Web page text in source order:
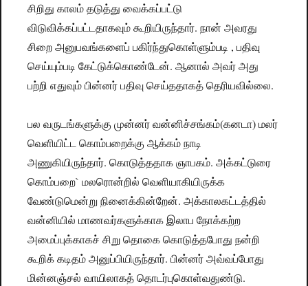
சிறிது காலம் தடுத்து வைக்கப்பட்டு
விடுவிக்கப்பட்டதாகவும் கூறியிருந்தார். நான் அவரது
சிறை அனுபவங்களைப் பகிர்ந்துகொள்ளும்படி , பதிவு
செய்யும்படி கேட்டுக்கொண்டேன். ஆனால் அவர் அது
பற்றி எதுவும் பின்னர் பதிவு செய்ததாகத் தெரியவில்லை.
பல வருடங்களுக்கு முன்னர் வன்னிச்சங்கம்(கனடா) மலர்
வெளியிட்ட கொம்பறைக்கு ஆக்கம் நாடி
அணுகியிருந்தார். கொடுத்ததாக ஞாபகம். அக்கட்டுரை
கொம்பறை` மலரொன்றில் வெளியாகியிருக்க
வேண்டுமென்று நினைக்கின்றேன். அக்காலகட்டத்தில்
வன்னியில் மாணவர்களுக்காக இலாப நோக்கற்ற
அமைப்புக்காகச் சிறு தொகை கொடுத்தபோது நன்றி
கூறிக் கடிதம் அனுப்பியிருந்தார். பின்னர் அவ்வப்போது
மின்னஞ்சல் வாயிலாகத் தொடர்புகொள்வதுண்டு.